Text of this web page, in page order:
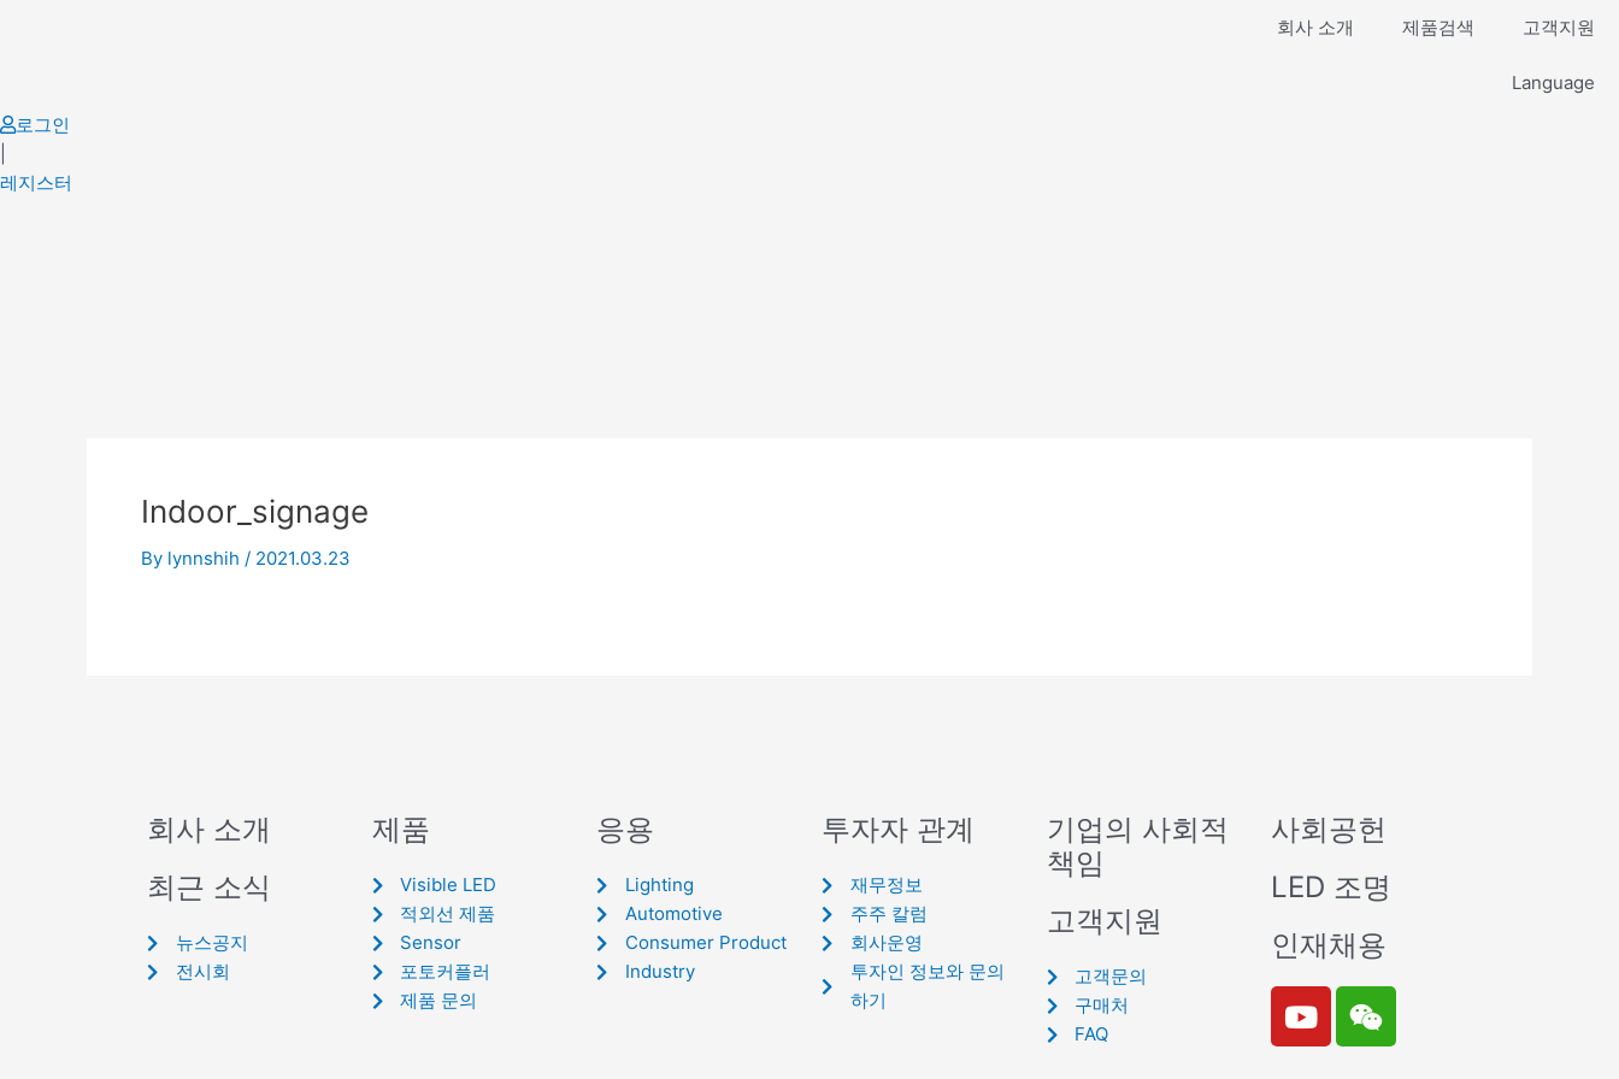
회사 소개 제품검색 고객지원
Language
로그인
레지스터
Indoor_signage
By lynnshih / 2021.03.23
회사 소개
최근 소식
뉴스공지
전시회
제품
Visible LED
적외선 제품
Sensor
포토커플러
제품 문의
응용
Lighting
Automotive
Consumer Product
Industry
투자자 관계
재무정보
주주 칼럼
회사운영
투자인 정보와 문의
하기
기업의 사회적
책임
고객지원
고객문의
구매처
FAQ
사회공헌
LED 조명
인재채용
Y
o
W
e